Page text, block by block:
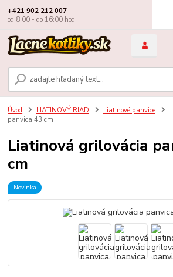
+421 902 212 007
od 8:00 - do 16:00 hod
Úvod LIATINOVÝ RIAD Liatinové panvice
panvica 43 cm
Liatinová grilovácia
cm
Novinka